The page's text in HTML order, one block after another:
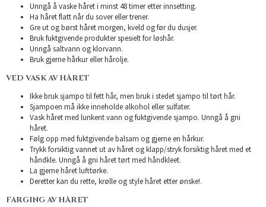
Unngå å vaske håret i minst 48 timer etter innsetting.
Ha håret flatt når du sover eller trener.
Gre ut og børst håret morgen, kveld og før du dusjer.
Bruk fuktgivende produkter spesielt for løshår.
Unngå saltvann og klorvann.
Bruk gjerne hårkur eller hårolje.
VED VASK AV HÅRET
Ikke bruk sjampo til fett hår, men bruk i stedet sjampo til tørt hår.
Sjampoen må ikke inneholde alkohol eller sulfater.
Vask håret med lunkent vann og fuktgivende sjampo. Unngå å gni
håret.
Følg opp med fuktgivende balsam og gjerne en hårkur.
Trykk forsiktig vannet ut av håret og klapp/stryk forsiktig håret med et
håndkle. Unngå å gni håret tørt med håndkleet.
La gjerne håret lufttørke.
Deretter kan du rette, krølle og style håret etter ønske!.
FARGING AV HÅRET